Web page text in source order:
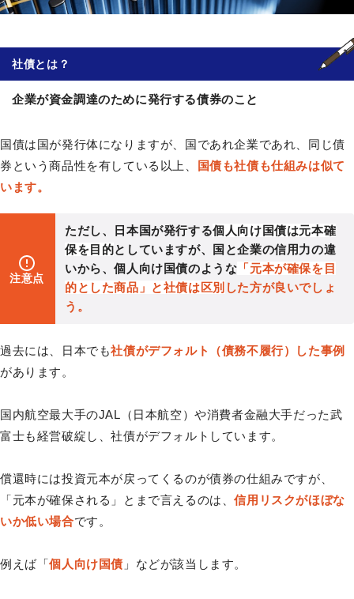
社債とは？
企業が資金調達のために発行する債券のこと
国債は国が発行体になりますが、国であれ企業であれ、同じ債
券という商品性を有している以上、
国債も社債も仕組みは似て
います。
注意点
ただし、日本国が発行する個人向け国債は元本確
保を目的としていますが、国と企業の信用力の違
いから、個人向け国債のような 「元本が確保を目
的とした商品」と社債は区別 した方が良いでしょ
う。
過去には、日本でも社債がデフォルト（債務不履行）した事例
があります。
国内航空最大手のJAL（日本航空）や消費者金融大手だった武
富士も経営破綻し、社債がデフォルトしています。
償還時には投資元本が戻ってくるのが債券の仕組みですが、
「元本が確保される」とまで言えるのは、信用リスクがほぼな
いか低い場合です。
例えば「個人向け国債 」などが該当します。